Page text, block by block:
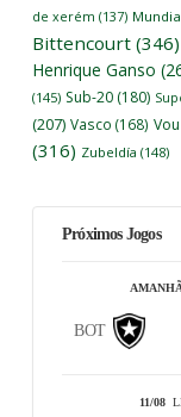
de xerém (137)
Bittencourt (346)
Henrique Ganso
(145) Sub-20 (180)
(207) Vasco (168)
(316) Zubeldía (148)
Próximos Jogos
BOT
11/08